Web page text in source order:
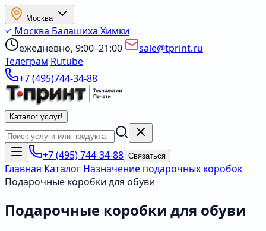
Москва
Москва Балашиха Химки
ежедневно, 9:00–21:00
sale@tprint.ru
Телеграм Rutube
+7 (495)744-34-88
Каталог услуг!
+7 (495) 744-34-88 Связаться
Главная Каталог Назначение подарочных коробок
Подарочные коробки для обуви
Подарочные коробки для обуви